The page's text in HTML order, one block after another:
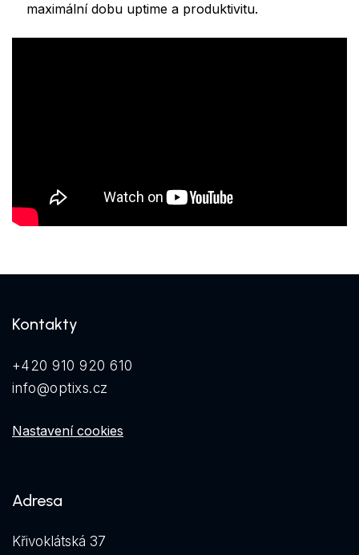
maximální dobu uptime a produktivitu.
Kontakty
+420 910 920 610
info@optixs.cz
Nastavení cookies
Adresa
Křivoklátská 37